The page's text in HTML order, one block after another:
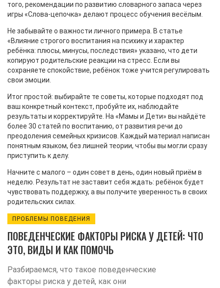
того, рекомендации по развитию словарного запаса через
игры «Слова‑цепочка» делают процесс обучения весёлым.
Не забывайте о важности личного примера. В статье
«Влияние строгого воспитания на психику и характер
ребёнка: плюсы, минусы, последствия» указано, что дети
копируют родительские реакции на стресс. Если вы
сохраняете спокойствие, ребёнок тоже учится регулировать
свои эмоции.
Итог простой: выбирайте те советы, которые подходят под
ваш конкретный контекст, пробуйте их, наблюдайте
результаты и корректируйте. На «Мамы и Дети» вы найдёте
более 30 статей по воспитанию, от развития речи до
преодоления семейных кризисов. Каждый материал написан
понятным языком, без лишней теории, чтобы вы могли сразу
приступить к делу.
Начните с малого – один совет в день, один новый приём в
неделю. Результат не заставит себя ждать: ребёнок будет
чувствовать поддержку, а вы получите уверенность в своих
родительских силах.
ПРОБЛЕМЫ ПОВЕДЕНИЯ
ПОВЕДЕНЧЕСКИЕ ФАКТОРЫ РИСКА У ДЕТЕЙ: ЧТО
ЭТО, ВИДЫ И КАК ПОМОЧЬ
Разбираемся, что такое поведенческие
факторы риска у детей, как они